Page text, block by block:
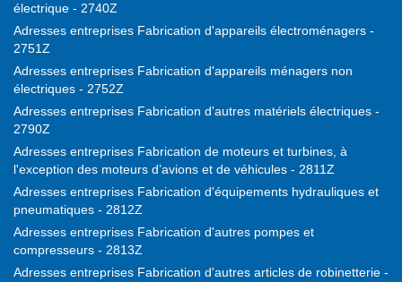
électrique - 2740Z
Adresses entreprises Fabrication d'appareils électroménagers -
2751Z
Adresses entreprises Fabrication d'appareils ménagers non
électriques - 2752Z
Adresses entreprises Fabrication d'autres matériels électriques -
2790Z
Adresses entreprises Fabrication de moteurs et turbines, à
l'exception des moteurs d’avions et de véhicules - 2811Z
Adresses entreprises Fabrication d'équipements hydrauliques et
pneumatiques - 2812Z
Adresses entreprises Fabrication d'autres pompes et
compresseurs - 2813Z
Adresses entreprises Fabrication d'autres articles de robinetterie -